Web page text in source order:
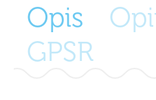
Opis
GPSR